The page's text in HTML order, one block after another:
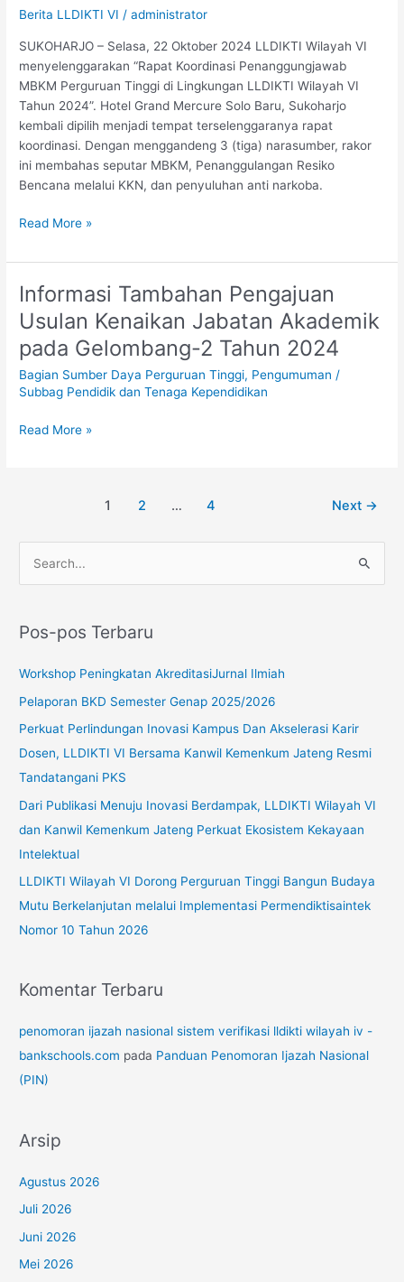
Berita LLDIKTI VI /administrator
SUKOHARJO – Selasa, 22 Oktober 2024 LLDIKTI Wilayah VI
menyelenggarakan “Rapat Koordinasi Penanggungjawab
MBKM Perguruan Tinggi di Lingkungan LLDIKTI Wilayah VI
Tahun 2024”. Hotel Grand Mercure Solo Baru, Sukoharjo
kembali dipilih menjadi tempat terselenggaranya rapat
koordinasi. Dengan menggandeng 3 (tiga) narasumber, rakor
ini membahas seputar MBKM, Penanggulangan Resiko
Bencana melalui KKN, dan penyuluhan anti narkoba.
Tinggi
MBKM
secara
Mandiri
Read More »
Informasi Tambahan Pengajuan
Usulan Kenaikan Jabatan Akademik
pada Gelombang-2 Tahun 2024
Bagian Sumber Daya Perguruan Tinggi, Pengumuman /
Subbag Pendidik dan Tenaga Kependidikan
Informasi
Tambahan
Pengajuan
Usulan
Kenaikan
Jabatan
pada
Read More »
1 2 … 4 Next →
i
u
k
:
Pos-pos Terbaru
Workshop Peningkatan AkreditasiJurnal Ilmiah
Pelaporan BKD Semester Genap 2025/2026
Perkuat Perlindungan Inovasi Kampus Dan Akselerasi Karir
Dosen, LLDIKTI VI Bersama Kanwil Kemenkum Jateng Resmi
Tandatangani PKS
Dari Publikasi Menuju Inovasi Berdampak, LLDIKTI Wilayah VI
dan Kanwil Kemenkum Jateng Perkuat Ekosistem Kekayaan
Intelektual
LLDIKTI Wilayah VI Dorong Perguruan Tinggi Bangun Budaya
Mutu Berkelanjutan melalui Implementasi Permendiktisaintek
Nomor 10 Tahun 2026
Komentar Terbaru
penomoran ijazah nasional sistem verifikasi lldikti wilayah iv -
bankschools.com pada Panduan Penomoran Ijazah Nasional
(PIN)
Arsip
Agustus 2026
Juli 2026
Juni 2026
Mei 2026